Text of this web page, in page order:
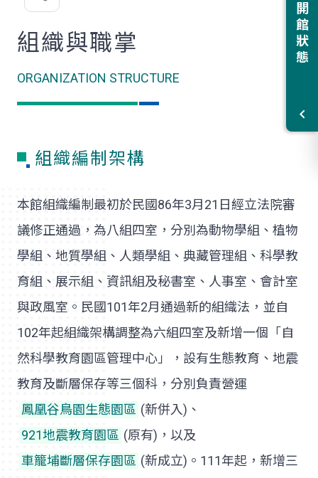
開館狀態
歡
組織與職掌
ORGANIZATION STRUCTURE
組織編制架構
本館組織編制最初於民國86年3月21日經立法院審
議修正通過，為八組四室，分別為動物學組、植物
學組、地質學組、人類學組、典藏管理組、科學教
育組、展示組、資訊組及秘書室、人事室、會計室
與政風室。民國101年2月通過新的組織法，並自
102年起組織架構調整為六組四室及新增一個「自
然科學教育園區管理中心」，設有生態教育、地震
教育及斷層保存等三個科，分別負責營運
鳳凰谷鳥園生態園區 (新併入)、
921地震教育園區 (原有)，以及
車籠埔斷層保存園區 (新成立)。111年起，新增三